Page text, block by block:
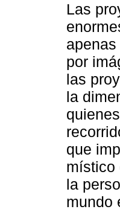
Las
por
las
la
que
místico
la
mundo